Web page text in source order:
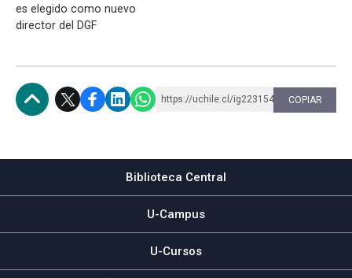
es elegido como nuevo
director del DGF
https://uchile.cl/ig223154 COPIAR
Biblioteca Central
U-Campus
U-Cursos